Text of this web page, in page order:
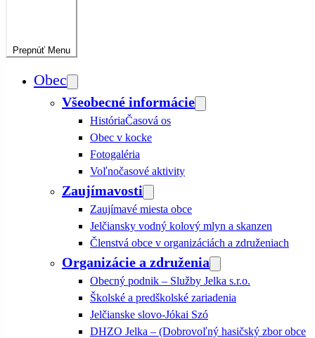
Prepnúť Menu
Obec
Všeobecné informácie
HistóriaČasová os
Obec v kocke
Fotogaléria
Voľnočasové aktivity
Zaujímavosti
Zaujímavé miesta obce
Jelčiansky vodný kolový mlyn a skanzen
Členstvá obce v organizáciách a združeniach
Organizácie a združenia
Obecný podnik – Služby Jelka s.r.o.
Školské a predškolské zariadenia
Jelčianske slovo-Jókai Szó
DHZO Jelka – (Dobrovoľný hasičský zbor obce